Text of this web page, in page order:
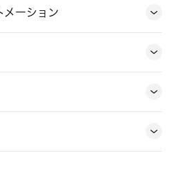
て目標達成を目指し、予定通り
トの詳細
メーション